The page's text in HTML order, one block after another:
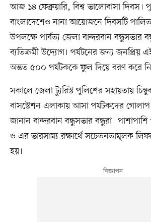
আজ ১৪ ফেব্রুয়ারি, বিশ্ব ভালোবাসা দিবস।
বাংলাদেশেও নানা আয়োজনে দিবসটি পালিত
উপলক্ষে পার্বত্য জেলা বান্দরবান বন্ধুসভার
ব্যতিক্রমী উদ্যোগ। পর্যটনের জন্য জনপ্রিয়
অন্তত ৫০০ পর্যটককে ফুল দিয়ে বরণ করে
সকালে জেলা ট্যুরিস্ট পুলিশের সহায়তায়
বাসস্টেশন এলাকায় আসা পর্যটকদের
জানান বান্দরবান বন্ধুসভার বন্ধুরা।
ও এর ভারসাম্য রক্ষার্থে সচেতনতামূলক
হয়।